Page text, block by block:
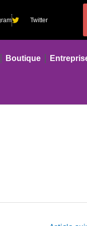
Twitter
Boutique